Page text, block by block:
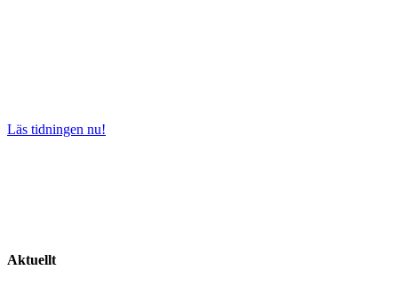
Läs tidningen nu!
Aktuellt